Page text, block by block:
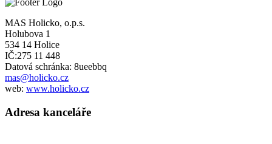
MAS Holicko, o.p.s.
Holubova 1
534 14 Holice
IČ:275 11 448
Datová schránka: 8ueebbq
mas@holicko.cz
web: www.holicko.cz
Adresa kanceláře